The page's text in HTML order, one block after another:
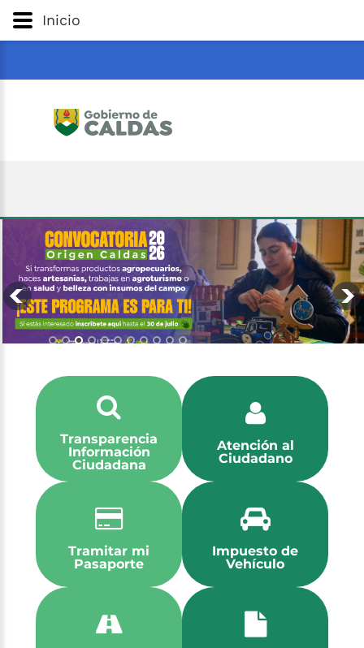
Gobernación
Inicio
Transparencia
Información
Ciudadana
Atención al
Ciudadano
Tramitar mi
Pasaporte
Impuesto de
Vehículo